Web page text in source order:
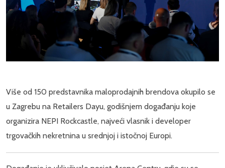
Više od 150 predstavnika maloprodajnih brendova okupilo se
u Zagrebu na Retailers Dayu, godišnjem događanju koje
organizira NEPI Rockcastle, najveći vlasnik i developer
trgovačkih nekretnina u srednjoj i istočnoj Europi.